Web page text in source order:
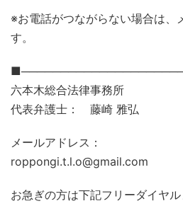
※お電話がつながらない場合は、
す。
六本木総合法律事務所
代表弁護士： 藤崎 雅弘
メールアドレス：
roppongi.t.l.o@gmail.com
お急ぎの方は下記フリーダイヤ